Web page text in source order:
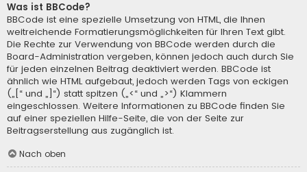
Was ist BBCode?
BBCode ist eine spezielle Umsetzung von HTML, die Ihnen
weitreichende Formatierungsmöglichkeiten für Ihren Text gibt.
Die Rechte zur Verwendung von BBCode werden durch die
Board-Administration vergeben, können jedoch auch durch Sie
für jeden einzelnen Beitrag deaktiviert werden. BBCode ist
ähnlich wie HTML aufgebaut, jedoch werden Tags von eckigen
(„[“ und „]“) statt spitzen („<“ und „>“) Klammern
eingeschlossen. Weitere Informationen zu BBCode finden Sie
auf einer speziellen Hilfe-Seite, die von der Seite zur
Beitragserstellung aus zugänglich ist.
Nach oben